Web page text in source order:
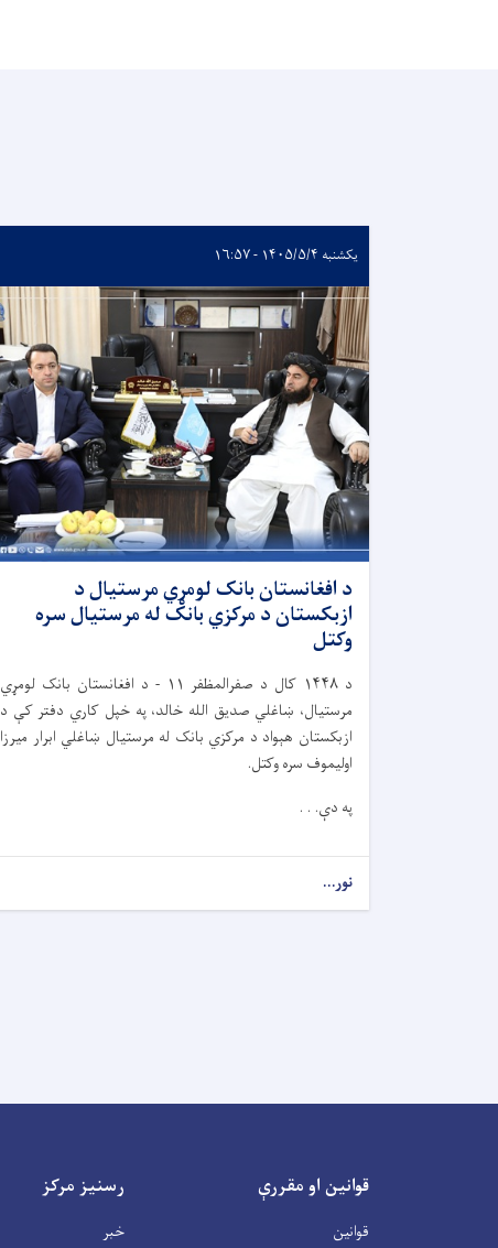
یکشنبه ۱۴۰۵/۵/۴ - ۱۶:۵۷
د افغانستان بانک لومړي مرستیال د
ازبکستان د مرکزي بانک له مرستیال سره
وکتل
د ۱۴۴۸ کال د صفرالمظفر ۱۱ -
د افغانستان بانک لومړي
مرستیال، ښاغلي صدیق الله خالد، په خپل کاري دفتر کې د
ازبکستان هېواد د مرکزي بانک له مرستیال ښاغلي ابرار میرزا
اولیموف سره وکتل.
په دې. . .
نور...
قوانین او مقررې
قوانین
رسنیز مرکز
خبر